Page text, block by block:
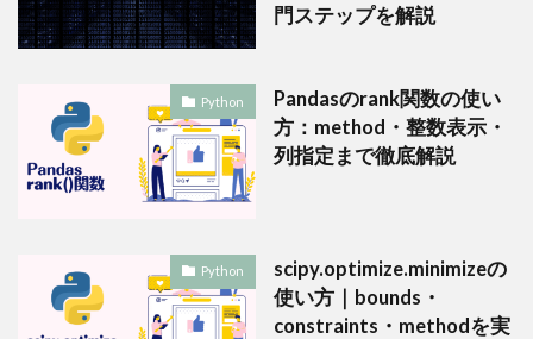
門ステップを解説
Python
Pandasのrank関数の使い
方：method・整数表示・
列指定まで徹底解説
Python
scipy.optimize.minimizeの
使い方｜bounds・
constraints・methodを実